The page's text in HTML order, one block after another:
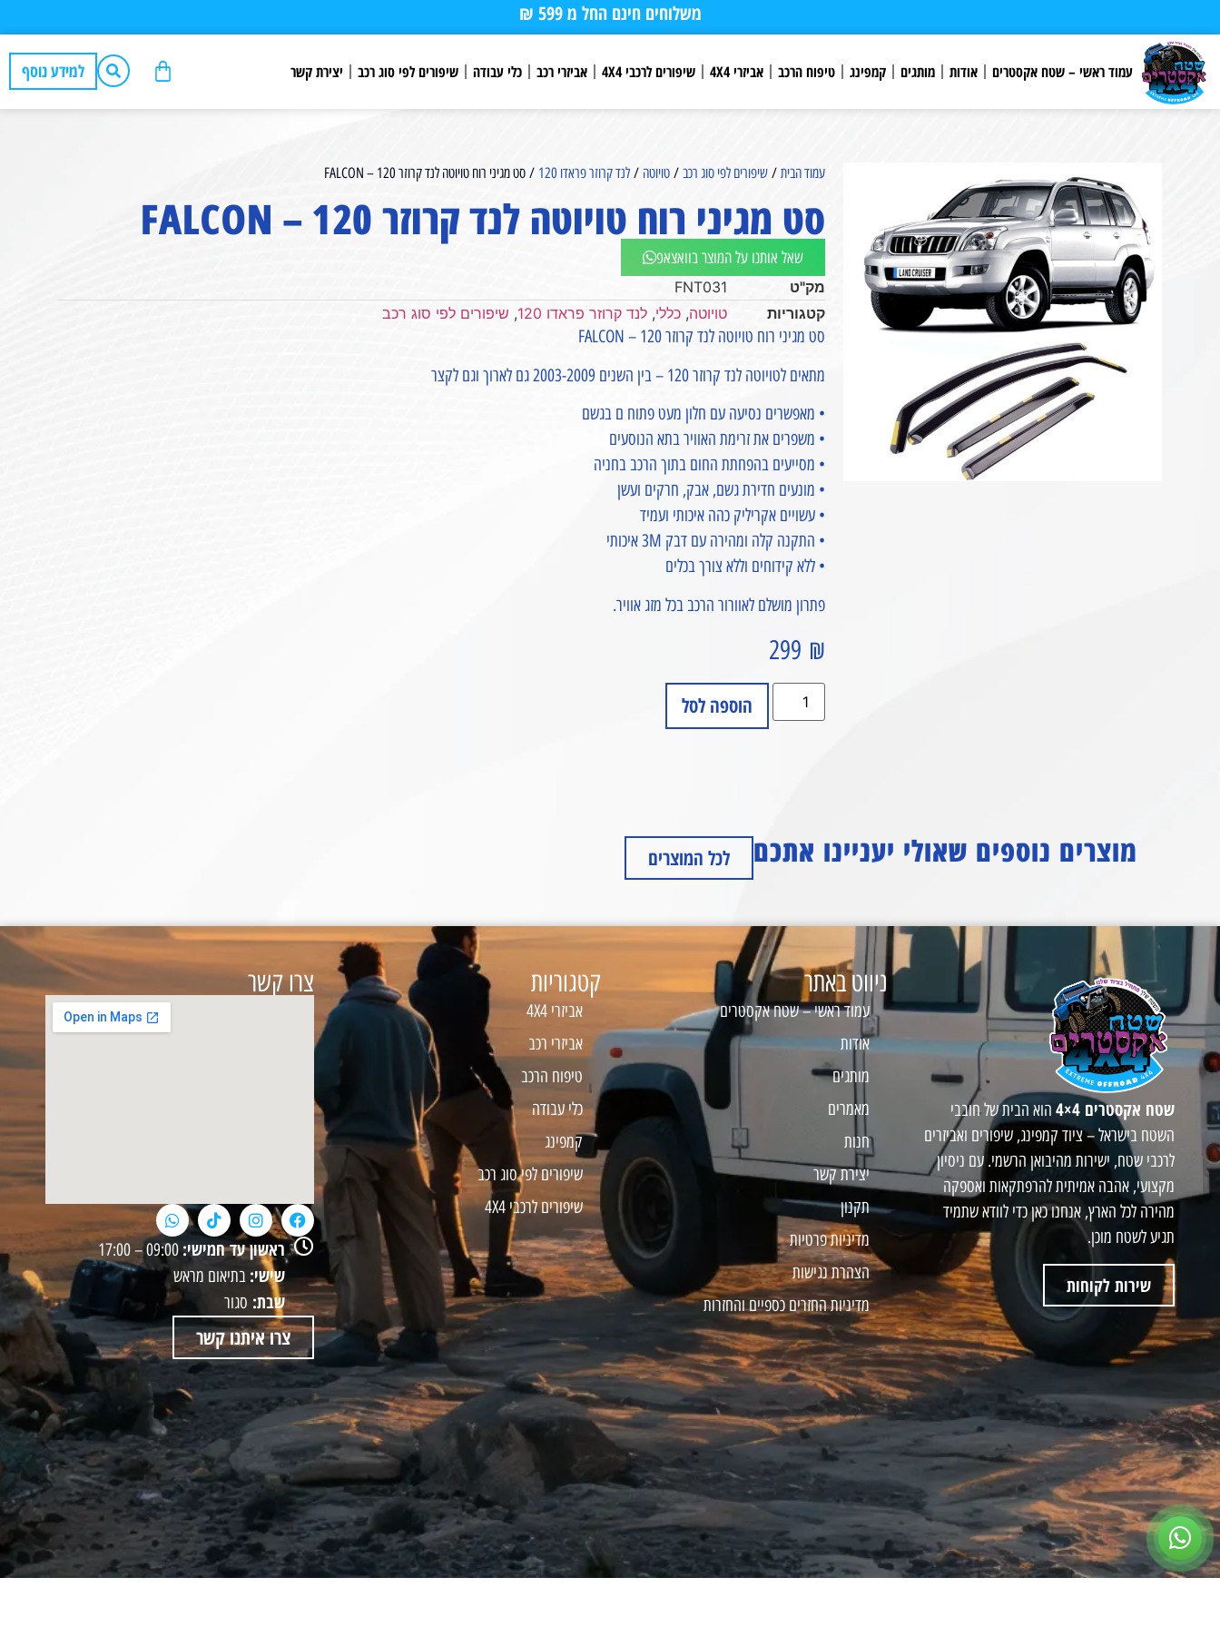
משלוחים חינם החל מ 599 ₪
עמוד ראשי – שטח אקסטרים אודות מותגים קמפינג טיפוח הרכב אביזרי 4X4 שיפורים לרכבי 4X4 אביזרי רכב כלי עבודה שיפורים לפי סוג רכב יצירת קשר למידע נוסף
עמוד הבית/ שיפורים לפי סוג רכב/ טויוטה / לנד קרוזר פראדו 120 / סט מגיני רוח טויוטה לנד קרוזר 120 – FALCON
סט מגיני רוח טויוטה לנד קרוזר 120 – FALCON
שאל אותנו על המוצר בוואצאפ
מק"ט
FNT031
קטגוריות
טויוטה, כללי, לנד קרוזר פראדו 120 , שיפורים לפי סוג רכב
סט מגיני רוח טויוטה לנד קרוזר 120 – FALCON
מתאים לטויוטה לנד קרוזר 120 – בין השנים 2003-2009 גם לארוך וגם לקצר
• מאפשרים נסיעה עם חלון מעט פתוח ם בגשם
• משפרים את זרימת האוויר בתא הנוסעים
• מסייעים בהפחתת החום בתוך הרכב בחניה
• מונעים חדירת גשם, אבק, חרקים ועשן
• עשויים אקריליק כהה איכותי ועמיד
• התקנה קלה ומהירה עם דבק 3M איכותי
• ללא קידוחים וללא צורך בכלים
פתרון מושלם לאוורור הרכב בכל מזג אוויר.
299 ₪
הוספה לסל
מוצרים נוספים שאולי יעניינו אתכם לכל המוצרים
שטח אקסטרים 4×4
הוא הבית של חובבי
השטח בישראל – ציוד קמפינג, שיפורים ואביזרים
לרכבי שטח, ישירות מהיבואן הרשמי. עם ניסיון
מקצועי, אהבה אמיתית להרפתקאות ואספקה
מהירה לכל הארץ, אנחנו כאן כדי לוודא שתמיד
תגיע לשטח מוכן.
שירות לקוחות
ניווט באתר
עמוד ראשי – שטח אקסטרים
אודות
מותגים
מאמרים
חנות
יצירת קשר
תקנון
מדיניות פרטיות
הצהרת נגישות
מדיניות החזרים כספיים והחזרות
קטגוריות
אביזרי 4X4
אביזרי רכב
טיפוח הרכב
כלי עבודה
קמפינג
שיפורים לפי סוג רכב
שיפורים לרכבי 4X4
צרו קשר
ראשון עד חמישי:09:00 – 17:00
שישי: בתיאום מראש
שבת: סגור
צרו איתנו קשר